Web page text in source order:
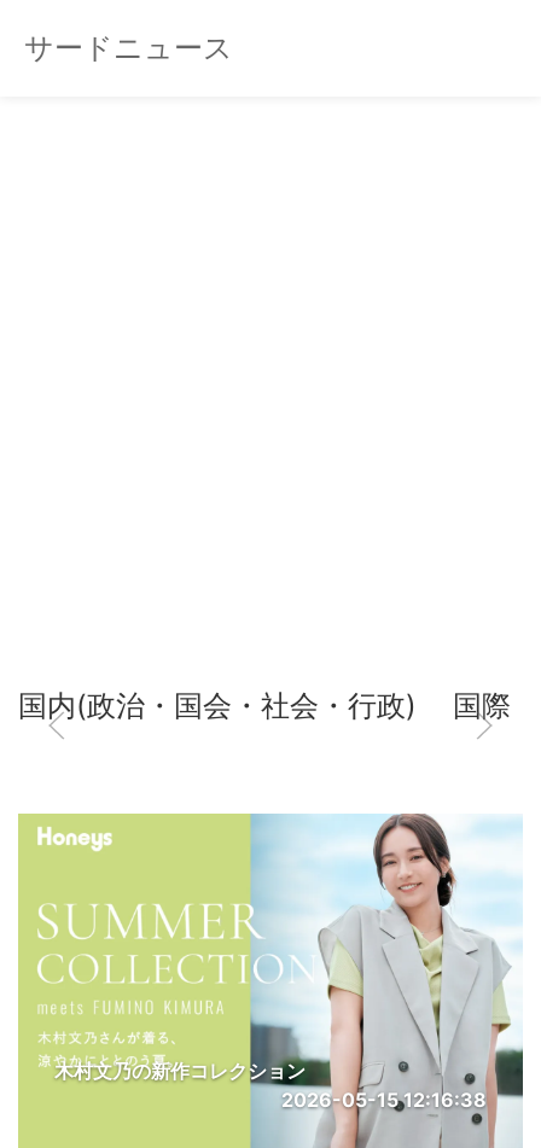
サードニュース
国内(政治・国会・社会・行政) 国際
木村文乃の新作コレクション
2026-05-15 12:16:38